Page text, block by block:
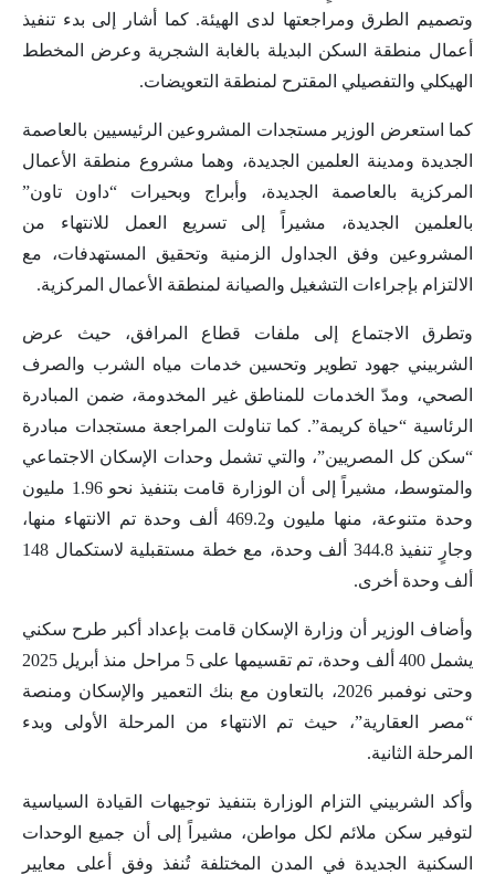
وتصميم الطرق ومراجعتها لدى الهيئة. كما أشار إلى بدء تنفيذ
أعمال منطقة السكن البديلة بالغابة الشجرية وعرض المخطط
الهيكلي والتفصيلي المقترح لمنطقة التعويضات.
كما استعرض الوزير مستجدات المشروعين الرئيسيين بالعاصمة
الجديدة ومدينة العلمين الجديدة، وهما مشروع منطقة الأعمال
المركزية بالعاصمة الجديدة، وأبراج وبحيرات “داون تاون”
بالعلمين الجديدة، مشيراً إلى تسريع العمل للانتهاء من
المشروعين وفق الجداول الزمنية وتحقيق المستهدفات، مع
الالتزام بإجراءات التشغيل والصيانة لمنطقة الأعمال المركزية.
وتطرق الاجتماع إلى ملفات قطاع المرافق، حيث عرض
الشربيني جهود تطوير وتحسين خدمات مياه الشرب والصرف
الصحي، ومدّ الخدمات للمناطق غير المخدومة، ضمن المبادرة
الرئاسية “حياة كريمة”. كما تناولت المراجعة مستجدات مبادرة
“سكن كل المصريين”، والتي تشمل وحدات الإسكان الاجتماعي
والمتوسط، مشيراً إلى أن الوزارة قامت بتنفيذ نحو 1.96 مليون
وحدة متنوعة، منها مليون و469.2 ألف وحدة تم الانتهاء منها،
وجارٍ تنفيذ 344.8 ألف وحدة، مع خطة مستقبلية لاستكمال 148
ألف وحدة أخرى.
وأضاف الوزير أن وزارة الإسكان قامت بإعداد أكبر طرح سكني
يشمل 400 ألف وحدة، تم تقسيمها على 5 مراحل منذ أبريل 2025
وحتى نوفمبر 2026، بالتعاون مع بنك التعمير والإسكان ومنصة
“مصر العقارية”، حيث تم الانتهاء من المرحلة الأولى وبدء
المرحلة الثانية.
وأكد الشربيني التزام الوزارة بتنفيذ توجيهات القيادة السياسية
لتوفير سكن ملائم لكل مواطن، مشيراً إلى أن جميع الوحدات
السكنية الجديدة في المدن المختلفة تُنفذ وفق أعلى معايير